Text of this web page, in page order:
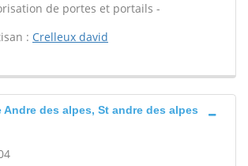
de portes et portails -
: Crelleux david
des alpes, St andre des alpes